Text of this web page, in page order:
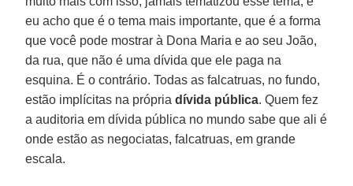
eu acho que é o tema mais importante, que é a forma
que você pode mostrar à Dona Maria e ao seu João,
da rua, que não é uma dívida que ele paga na
esquina. É o contrário. Todas as falcatruas, no fundo,
estão implícitas na própria dívida pública. Quem fez
a auditoria em dívida pública no mundo sabe que ali é
onde estão as negociatas, falcatruas, em grande
escala.